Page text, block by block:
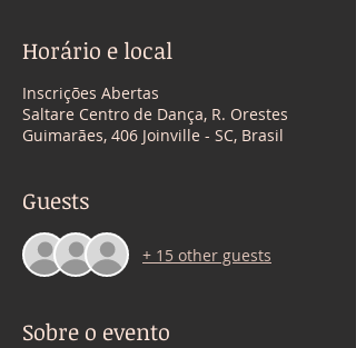
Horário e local
Inscrições Abertas
Saltare Centro de Dança, R. Orestes
Guimarães, 406 Joinville - SC, Brasil
Guests
+ 15 other guests
Sobre o evento